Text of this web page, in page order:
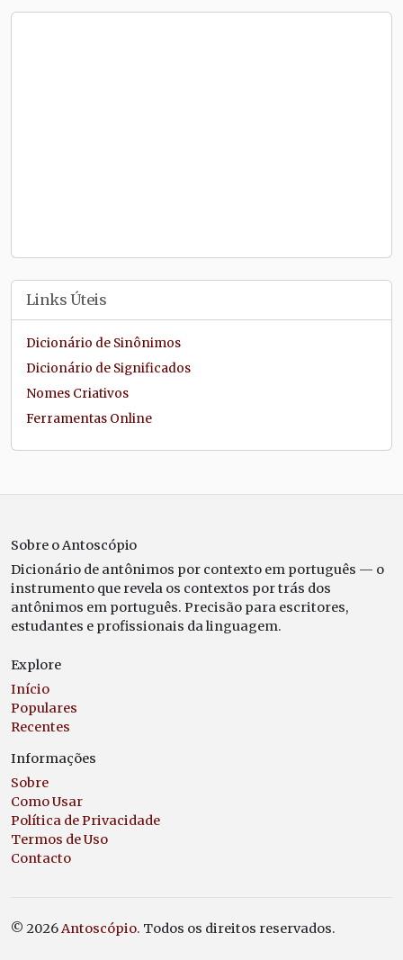
Links Úteis
Dicionário de Sinônimos
Dicionário de Significados
Nomes Criativos
Ferramentas Online
Sobre o Antoscópio
Dicionário de antônimos por contexto em português — o
instrumento que revela os contextos por trás dos
antônimos em português. Precisão para escritores,
estudantes e profissionais da linguagem.
Explore
Início
Populares
Recentes
Informações
Sobre
Como Usar
Política de Privacidade
Termos de Uso
Contacto
© 2026Antoscópio. Todos os direitos reservados.